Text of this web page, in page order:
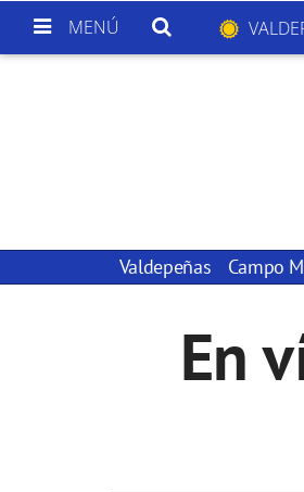
MENÚ
Valdepeñas Campo
En